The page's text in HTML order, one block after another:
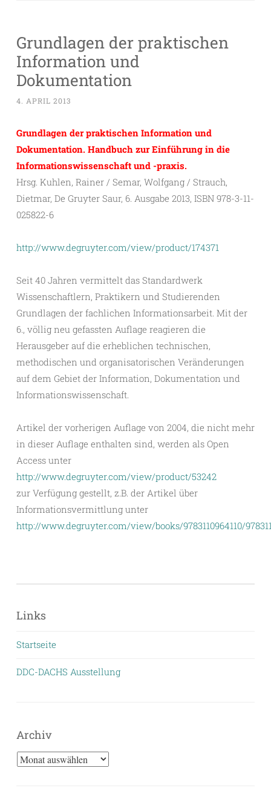
Grundlagen der praktischen
Information und
Dokumentation
4. APRIL 2013
Grundlagen der praktischen Information und
Dokumentation. Handbuch zur Einführung in die
Informationswissenschaft und -praxis.
Hrsg. Kuhlen, Rainer / Semar, Wolfgang / Strauch,
Dietmar, De Gruyter Saur, 6. Ausgabe 2013, ISBN 978-3-11-
025822-6
http://www.degruyter.com/view/product/174371
Seit 40 Jahren vermittelt das Standardwerk
Wissenschaftlern, Praktikern und Studierenden
Grundlagen der fachlichen Informationsarbeit. Mit der
6., völlig neu gefassten Auflage reagieren die
Herausgeber auf die erheblichen technischen,
methodischen und organisatorischen Veränderungen
auf dem Gebiet der Information, Dokumentation und
Informationswissenschaft.
Artikel der vorherigen Auflage von 2004, die nicht mehr
in dieser Auflage enthalten sind, werden als Open
Access unter
http://www.degruyter.com/view/product/53242
zur Verfügung gestellt, z.B. der Artikel über
Informationsvermittlung unter
http://www.degruyter.com/view/books/9783110964110/
Links
Startseite
DDC-DACHS Ausstellung
Archiv
Archiv